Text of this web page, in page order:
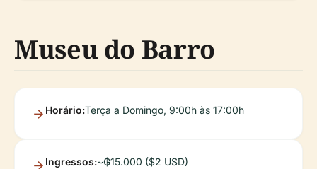
Museu do Barro
Horário:Terça a Domingo, 9:00h às 17:00h
Ingressos:~₲15.000 ($2 USD)